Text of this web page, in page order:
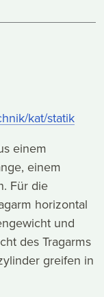
kat/statik
einem
einem
Für die
horizontal
und
des Tragarms
greifen in